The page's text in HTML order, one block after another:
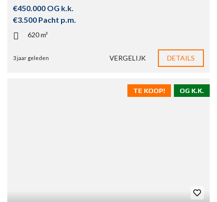
€450.000 OG k.k.
€3.500 Pacht p.m.
620 m²
3 jaar geleden VERGELIJK DETAILS
OG K.K.
TE KOOP!